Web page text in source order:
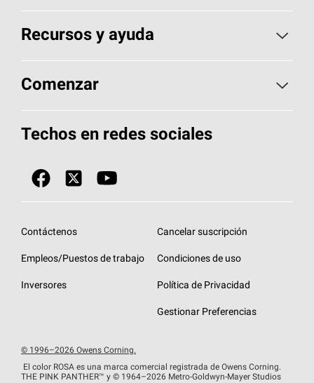
Elija sus tejas
Encuentre un contratista
Componentes para techos
Tecnología SureNail®
Garantías de techos
Recursos y ayuda
Aspectos básicos sobre techos
Herramientas de diseño y color
Únase a la red de contratistas de techos
Diseño en el techo
Eventos para contratistas
Comenzar
Llame al 1-800-GET-PINK®
Encuentre una tienda o encuentre un
Financiamiento de techos
Techos en redes sociales
Contáctenos
Empleos/Puestos de trabajo
Inversores
Cancelar suscripción
Condiciones de uso
Política de Privacidad
Gestionar Preferencias
© 1996–2026 Owens Corning.
El color ROSA es una marca comercial registrada de Owens Corning.
THE PINK PANTHER™ y © 1964–2026 Metro-Goldwyn-Mayer Studios